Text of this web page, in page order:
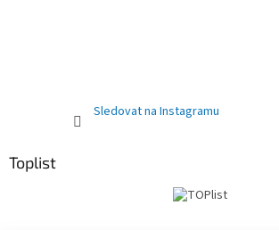
Sledovat na Instagramu
Toplist